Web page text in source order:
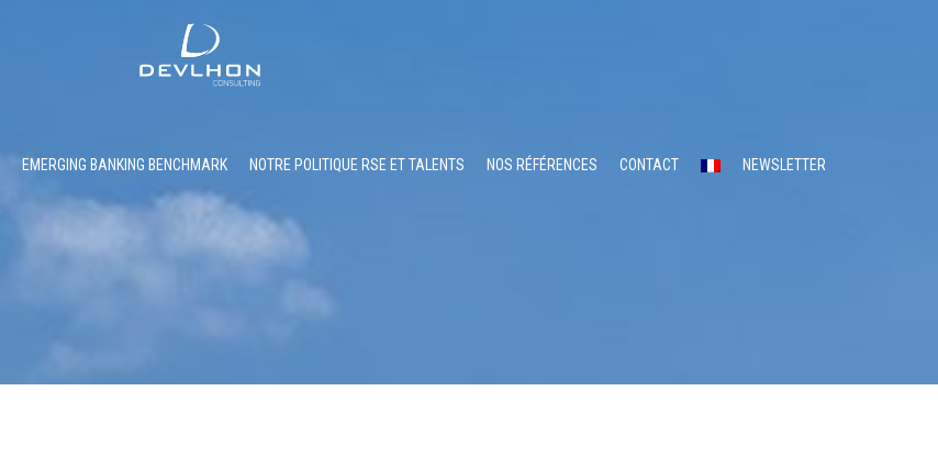
EMERGING BANKING BENCHMARK NOTRE POLITIQUE RSE ET TALENTS NOS RÉFÉRENCES CONTACT NEWSLETTER